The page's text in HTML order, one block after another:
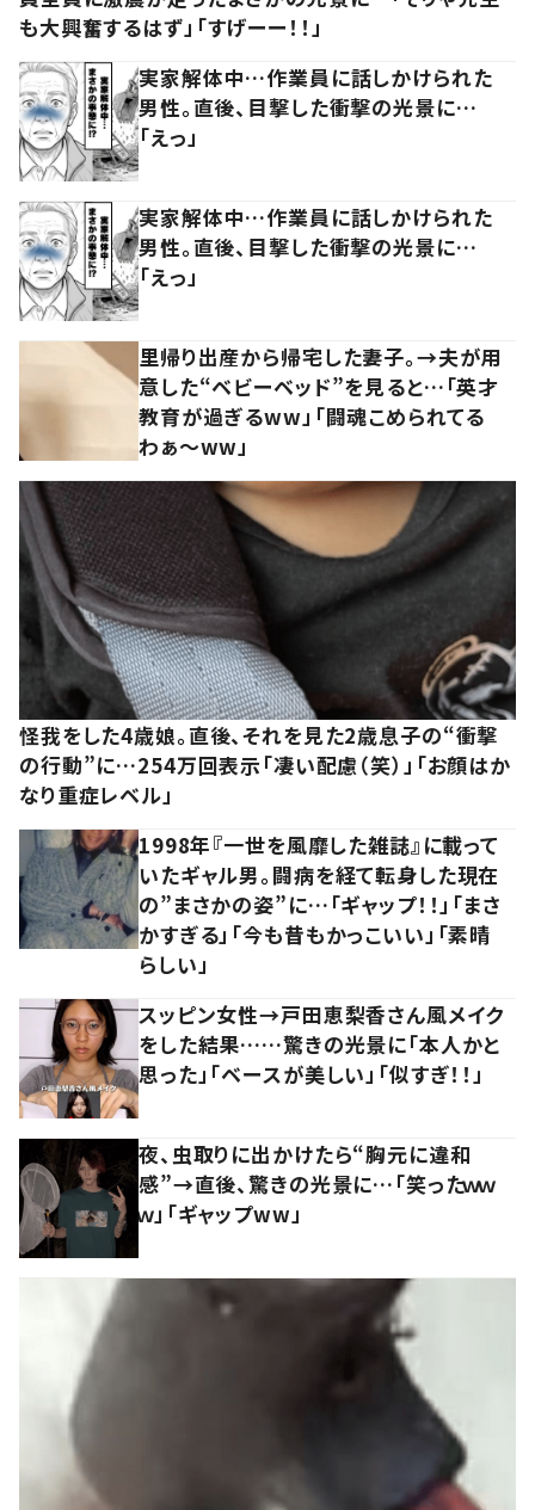
も大興奮するはず」「すげーー！！」
実家解体中…作業員に話しかけられた
男性。直後、目撃した衝撃の光景に…
「えっ」
実家解体中…作業員に話しかけられた
男性。直後、目撃した衝撃の光景に…
「えっ」
里帰り出産から帰宅した妻子。→夫が用
意した“ベビーベッド”を見ると…「英才
教育が過ぎるww」「闘魂こめられてる
わぁ～ww」
怪我をした4歳娘。直後、それを見た2歳息子の“衝撃
の行動”に…254万回表示「凄い配慮（笑）」「お顔はか
なり重症レベル」
1998年『一世を風靡した雑誌』に載って
いたギャル男。闘病を経て転身した現在
の”まさかの姿”に…「ギャップ！！」「まさ
かすぎる」「今も昔もかっこいい」「素晴
らしい」
スッピン女性→戸田恵梨香さん風メイク
をした結果……驚きの光景に「本人かと
思った」「ベースが美しい」「似すぎ！！」
夜、虫取りに出かけたら“胸元に違和
感”→直後、驚きの光景に…「笑ったｗｗ
ｗ」「ギャップww」